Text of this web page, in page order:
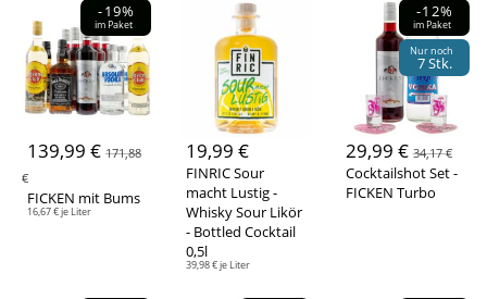
Material
Kunststoff
Metall(1) Karton / Pappe
-19%
im Paket
139,99 € 171,88
€
FICKEN mit Bums
16,67 € je Liter
19,99 €
FINRIC Sour
macht Lustig -
Whisky Sour Likör
- Bottled Cocktail
0,5l
39,98 € je Liter
-12%
im Paket
Nur noch
7 Stk.
29,99 €34,17 €
Cocktailshot Set -
FICKEN Turbo